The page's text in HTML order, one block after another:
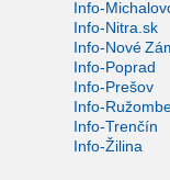
Info-
Info-Nitra.sk
Info-Nové
Info-Poprad
Info-Prešov
Info-
Info-Trenčín
Info-Žilina